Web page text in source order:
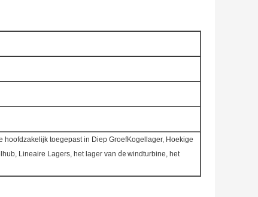
toegepast in Diep GroefKogellager, Hoekige
Lineaire Lagers, het lager van de windturbine, het